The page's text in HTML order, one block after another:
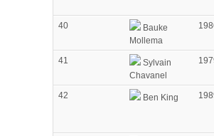
40
Bauke
Mollema
41
Sylvain
Chavanel
42 Ben King